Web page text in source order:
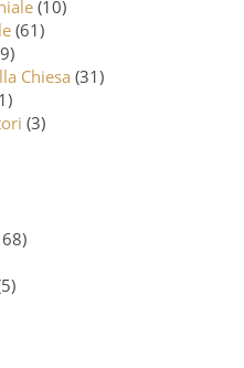
(10)
(61)
Chiesa (31)
(3)